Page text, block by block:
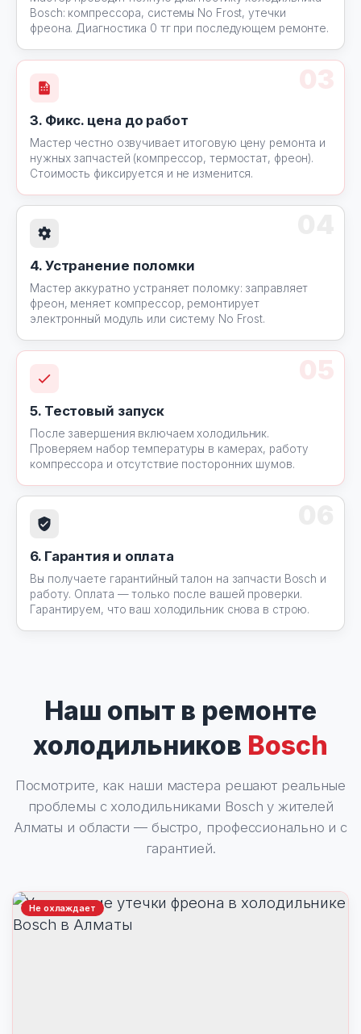
Bosch: компрессора, системы No Frost, утечки
фреона. Диагностика 0 тг при последующем ремонте.
3. Фикс. цена до работ
Мастер честно озвучивает итоговую цену ремонта и
нужных запчастей (компрессор, термостат, фреон).
Стоимость фиксируется и не изменится.
4. Устранение поломки
Мастер аккуратно устраняет поломку: заправляет
фреон, меняет компрессор, ремонтирует
электронный модуль или систему No Frost.
5. Тестовый запуск
После завершения включаем холодильник.
Проверяем набор температуры в камерах, работу
компрессора и отсутствие посторонних шумов.
6. Гарантия и оплата
Вы получаете гарантийный талон на запчасти Bosch и
работу. Оплата — только после вашей проверки.
Гарантируем, что ваш холодильник снова в строю.
Наш опыт в ремонте
холодильников Bosch
Посмотрите, как наши мастера решают реальные
проблемы с холодильниками Bosch у жителей
Алматы и области — быстро, профессионально и с
гарантией.
Не охлаждает